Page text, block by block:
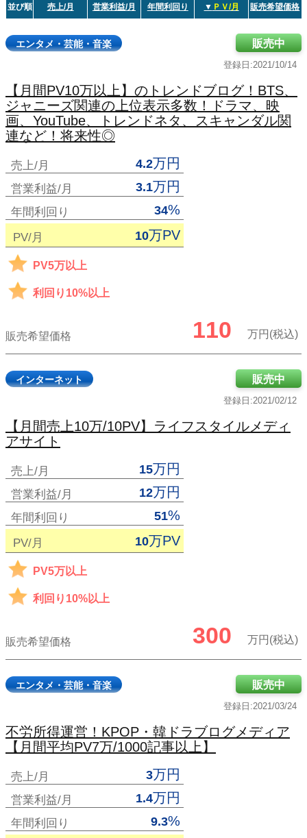
並び順
売上/月 営業利益/月 年間利回り ▼ ＰＶ/月 販売希望価格
エンタメ・芸能・音楽
登録日:2021/10/14
販売中
【月間PV10万以上】のトレンドブログ！BTS、
ジャニーズ関連の上位表示多数！ドラマ、映
画、YouTube、トレンドネタ、スキャンダル関
連など！将来性◎
売上/月 4.2万円
営業利益/月 3.1万円
年間利回り 34%
PV/月 10万PV
PV5万以上
利回り10%以上
販売希望価格 110 万円(税込)
インターネット
登録日:2021/02/12
販売中
【月間売上10万/10PV】ライフスタイルメディ
アサイト
売上/月 15万円
営業利益/月 12万円
年間利回り 51%
PV/月 10万PV
PV5万以上
利回り10%以上
販売希望価格 300 万円(税込)
エンタメ・芸能・音楽
登録日:2021/03/24
販売中
不労所得運営！KPOP・韓ドラブログメディア
【月間平均PV7万/1000記事以上】
売上/月 3万円
営業利益/月 1.4万円
年間利回り 9.3%